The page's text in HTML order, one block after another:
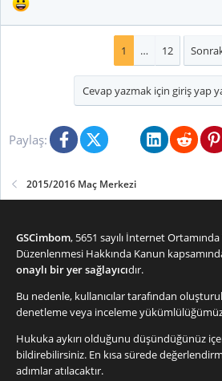
1 … 12
Cevap yazmak için giriş yap
Paylaş: FacebookX (Twitter)BlueskyLinkedIn
2015/2016 Maç Merkezi
GSCimbom, 5651 sayılı İnternet Ortamında
Düzenlenmesi Hakkında Kanun
onaylı bir yer sağlayıcıdır.
Bu nedenle, kullanıcılar tarafından
denetleme veya inceleme
Hukuka aykırı olduğunu düşündüğünüz
bildirebilirsiniz. En kısa sürede
adımlar atılacaktır.